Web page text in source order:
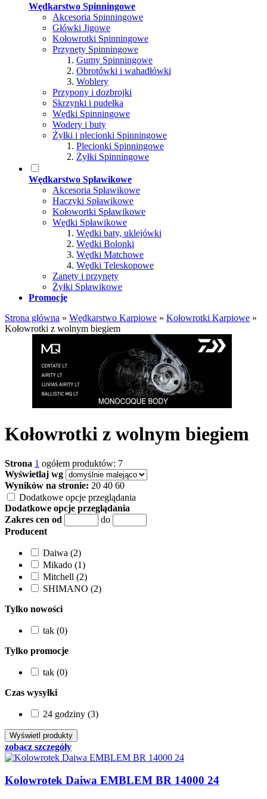
Wędkarstwo Spinningowe
Akcesoria Spinningowe
Główki Jigowe
Kołowrotki Spinningowe
Przynęty Spinningowe
Gumy Spinningowe
Obrotówki i wahadłówki
Woblery
Przypony i dozbrojki
Skrzynki i pudełka
Wędki Spinningowe
Wodery i buty
Żyłki i plecionki Spinningowe
Plecionki Spinningowe
Żyłki Spinningowe
Wędkarstwo Spławikowe
Akcesoria Spławikowe
Haczyki Spławikowe
Kołowortki Spławikowe
Wędki Spławikowe
Wędki baty, uklejówki
Wędki Bolonki
Wędki Matchowe
Wędki Teleskopowe
Zanęty i przynęty
Żyłki Spławikowe
Promocje
Strona główna » Wędkarstwo Karpiowe » Kołowrotki Karpiowe »
Kołowrotki z wolnym biegiem
Kołowrotki z wolnym biegiem
Strona 1 ogółem produktów: 7
Wyświetlaj wg
Wyników na stronie: 20 40 60
Dodatkowe opcje przeglądania
Dodatkowe opcje przeglądania
Zakres cen od
do
Producent
Daiwa (2)
Mikado (1)
Mitchell (2)
SHIMANO (2)
Tylko nowości
tak (0)
Tylko promocje
tak (0)
Czas wysyłki
24 godziny (3)
zobacz szczegóły
Kolowrotek Daiwa EMBLEM BR 14000 24